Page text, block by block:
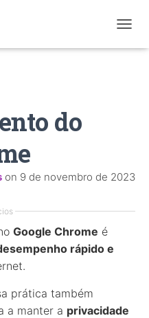
O
A
do
on 9 de novembro de 2023
Google Chrome é
rápido e
prática também
a manter a privacidade